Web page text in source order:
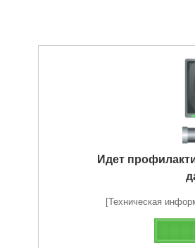
Идет
[Техническая